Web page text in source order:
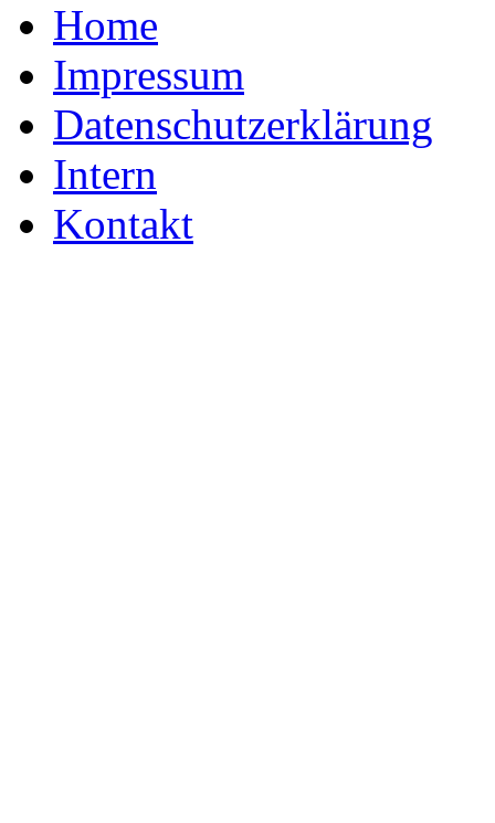
Home
Impressum
Datenschutzerklärung
Intern
Kontakt